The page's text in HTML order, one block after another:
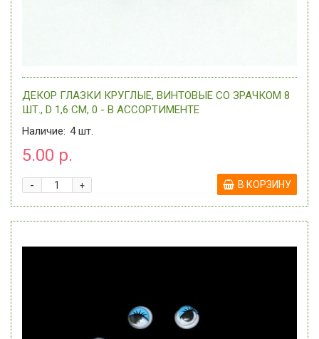
ДЕКОР ГЛАЗКИ КРУГЛЫЕ, ВИНТОВЫЕ СО ЗРАЧКОМ 8
ШТ., D 1,6 СМ, 0 - В АССОРТИМЕНТЕ
Наличие: 4шт.
5.00 р.
+
- В КОРЗИНУ